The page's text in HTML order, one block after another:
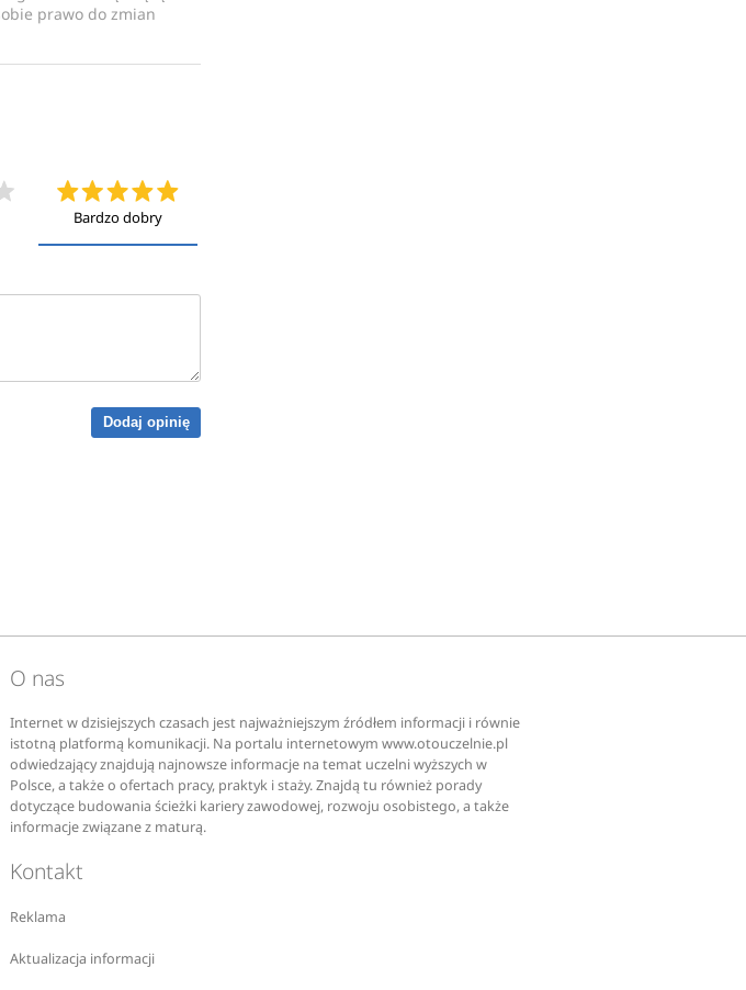
prawo do zmian
Bardzo dobry
Dodaj opinię
O nas
Internet w dzisiejszych czasach jest najważniejszym źródłem informacji i równie
istotną platformą komunikacji. Na portalu internetowym www.otouczelnie.pl
odwiedzający znajdują najnowsze informacje na temat uczelni wyższych w
Polsce, a także o ofertach pracy, praktyk i staży. Znajdą tu również porady
dotyczące budowania ścieżki kariery zawodowej, rozwoju osobistego, a także
informacje związane z maturą.
Kontakt
Reklama
Aktualizacja informacji